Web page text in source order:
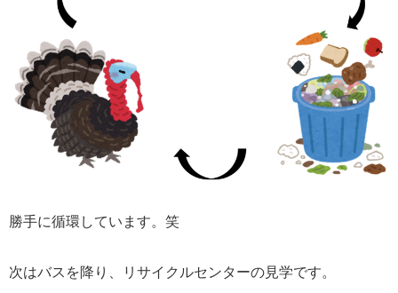
勝手に循環しています。笑
次はバスを降り、リサイクルセンターの見学です。